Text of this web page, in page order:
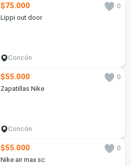
$75.000
0
Lippi out door
Concón
$55.000
0
Zapatillas Nike
Concón
$55.000
0
Nike air max sc